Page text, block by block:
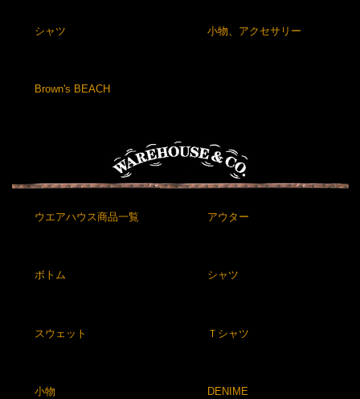
シャツ 小物、アクセサリー
Brown's BEACH
ウエアハウス商品一覧 アウター
ボトム シャツ
スウェット Ｔシャツ
小物 DENIME